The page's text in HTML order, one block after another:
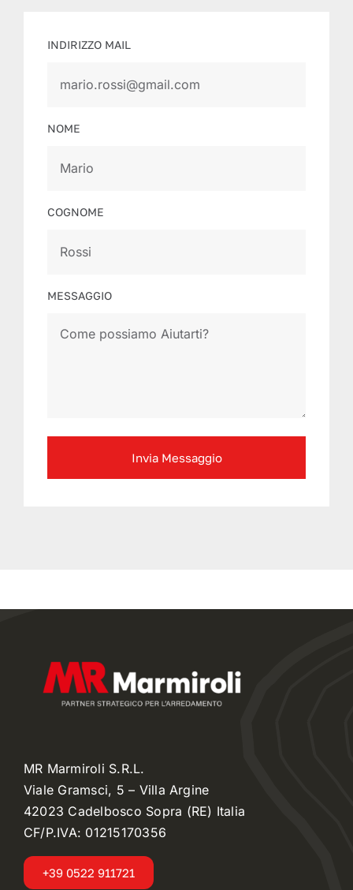
INDIRIZZO MAIL
NOME
COGNOME
MESSAGGIO
Invia Messaggio
MR Marmiroli S.R.L.
Viale Gramsci, 5 – Villa Argine
42023 Cadelbosco Sopra (RE) Italia
CF/P.IVA: 01215170356
+39 0522 911721